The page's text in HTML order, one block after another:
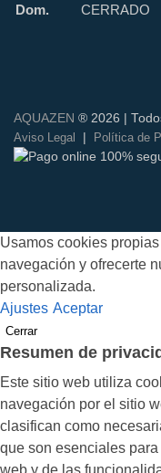
Dom.
CERRADO
AQUAZEN ® 2026 |
Aviso Legal
| Política de
Usamos cookies
navegación y ofrecerte
personalizada.
Ajustes Aceptar
Cerrar
Resumen de
Este sitio web utiliza
navegación por el sitio
clasifican como
que son esenciales